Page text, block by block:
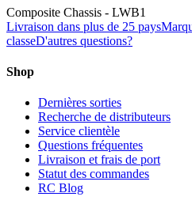
Composite Chassis - LWB1
Livraison dans plus de 25 pays
classeD'autres questions?
Shop
Dernières sorties
Recherche de distributeurs
Service clientèle
Questions fréquentes
Livraison et frais de port
Statut des commandes
RC Blog